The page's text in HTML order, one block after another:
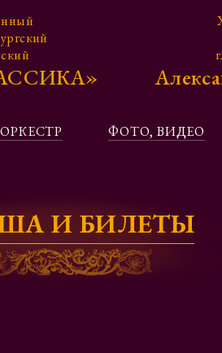
ОРКЕСТР ФОТО, ВИДЕО
И БИЛЕТЫ